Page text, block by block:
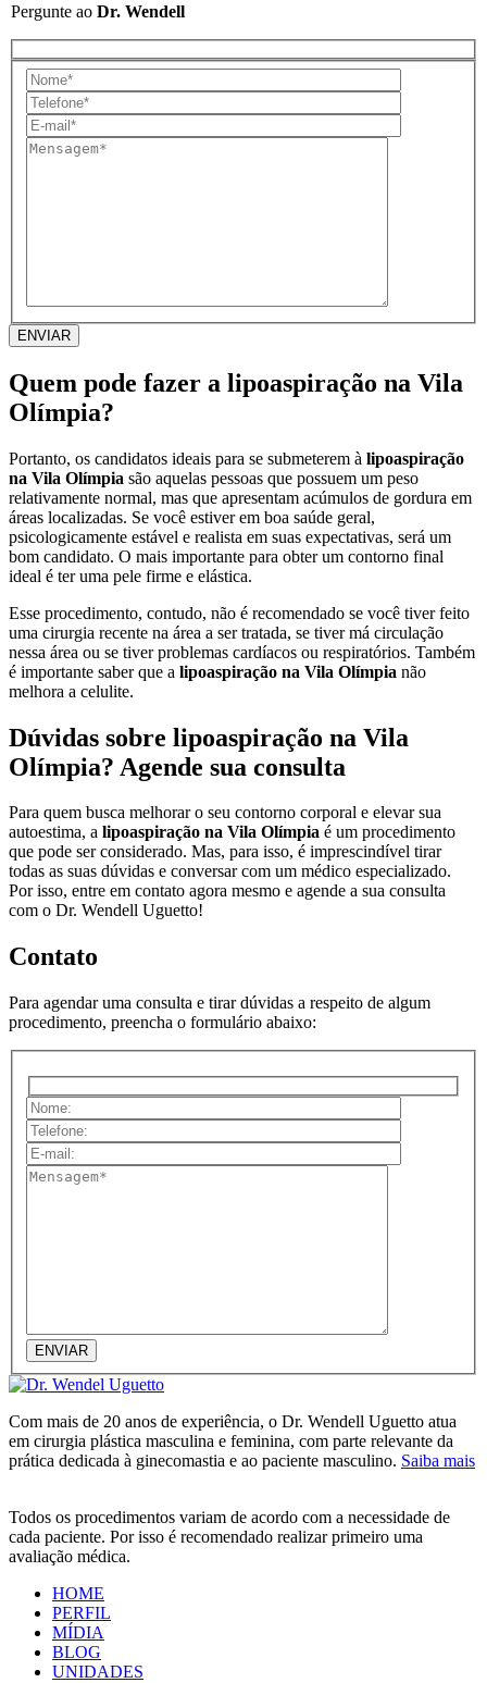
Pergunte ao Dr. Wendell
ENVIAR
Quem pode fazer a lipoaspiração na Vila
Olímpia?
Portanto, os candidatos ideais para se submeterem à lipoaspiração
na Vila Olímpia são aquelas pessoas que possuem um peso
relativamente normal, mas que apresentam acúmulos de gordura em
áreas localizadas. Se você estiver em boa saúde geral,
psicologicamente estável e realista em suas expectativas, será um
bom candidato. O mais importante para obter um contorno final
ideal é ter uma pele firme e elástica.
Esse procedimento, contudo, não é recomendado se você tiver feito
uma cirurgia recente na área a ser tratada, se tiver má circulação
nessa área ou se tiver problemas cardíacos ou respiratórios. Também
é importante saber que a lipoaspiração na Vila Olímpia não
melhora a celulite.
Dúvidas sobre lipoaspiração na Vila
Olímpia? Agende sua consulta
Para quem busca melhorar o seu contorno corporal e elevar sua
autoestima, a lipoaspiração na Vila Olímpia é um procedimento
que pode ser considerado. Mas, para isso, é imprescindível tirar
todas as suas dúvidas e conversar com um médico especializado.
Por isso, entre em contato agora mesmo e agende a sua consulta
com o Dr. Wendell Uguetto!
Contato
Para agendar uma consulta e tirar dúvidas a respeito de algum
procedimento, preencha o formulário abaixo:
Com mais de 20 anos de experiência, o Dr. Wendell Uguetto atua
em cirurgia plástica masculina e feminina, com parte relevante da
prática dedicada à ginecomastia e ao paciente masculino. Saiba mais
Todos os procedimentos variam de acordo com a necessidade de
cada paciente. Por isso é recomendado realizar primeiro uma
avaliação médica.
HOME
PERFIL
MÍDIA
BLOG
UNIDADES